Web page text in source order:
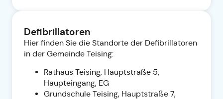
Defibrillatoren
Hier finden Sie die Standorte der Defibrillatoren
in der Gemeinde Teising:
Rathaus Teising, Hauptstraße 5,
Haupteingang, EG
Grundschule Teising, Hauptstraße 7,